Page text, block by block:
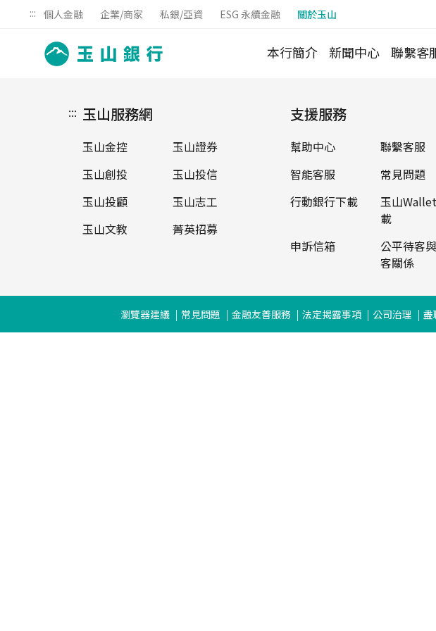
::: 個人金融 企業/商家 私銀/亞資 ESG 永續金融 關於玉山
本行簡介 新聞中心 聯繫客
::: 玉山服務網
玉山金控
玉山證券
玉山創投
玉山投信
玉山投顧
玉山志工
玉山文教
菁英招募
支援服務
幫助中心
聯繫客服
智能客服
常見問題
行動銀行下載
玉山
載
申訴信箱
公平待客
客關係
瀏覽器建議 常見問題 金融友善服務 法定揭露事項 公司治理 盡